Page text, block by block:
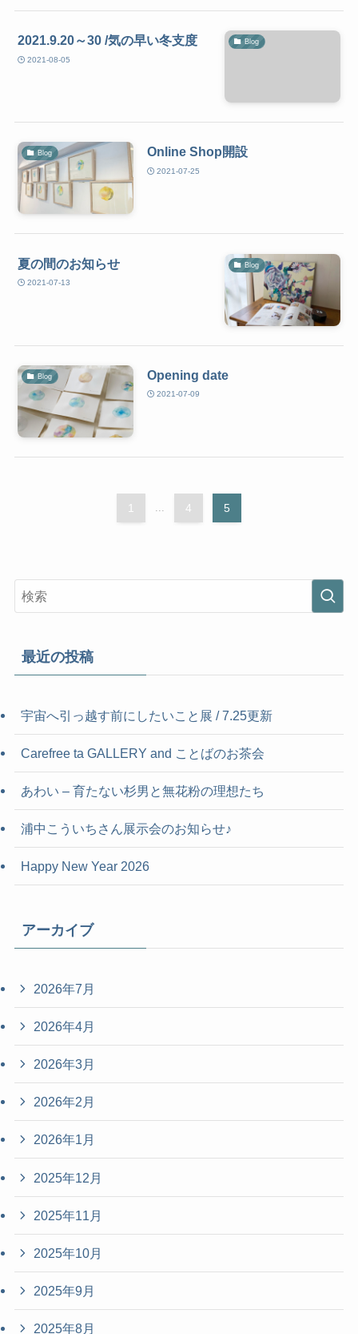
Blog
2021.9.20～30 /気の早い冬支度
2021-08-05
Blog Online Shop開設
2021-07-25
Blog
夏の間のお知らせ
2021-07-13
Blog Opening date
2021-07-09
1 ... 4 5
最近の投稿
宇宙へ引っ越す前にしたいこと展 / 7.25更新
Carefree ta GALLERY and ことばのお茶会
あわい – 育たない杉男と無花粉の理想たち
浦中こういちさん展示会のお知らせ♪
Happy New Year 2026
アーカイブ
2026年7月
2026年4月
2026年3月
2026年2月
2026年1月
2025年12月
2025年11月
2025年10月
2025年9月
2025年8月